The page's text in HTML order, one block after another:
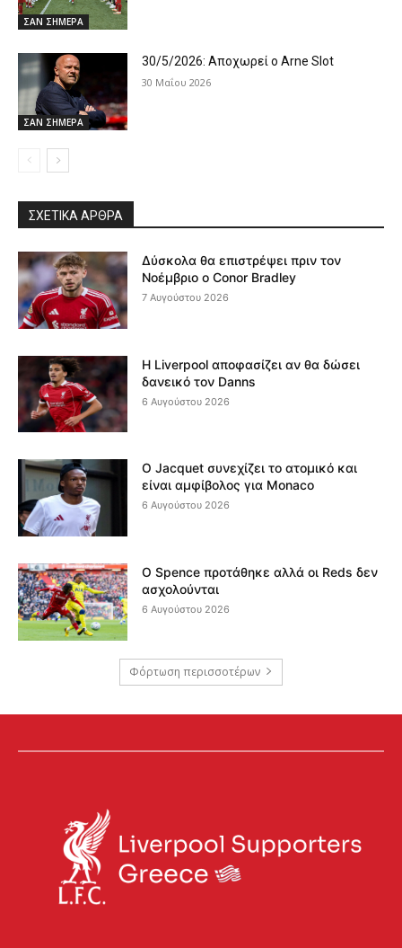
ΣΑΝ ΣΗΜΕΡΑ
ΣΑΝ ΣΗΜΕΡΑ
30/5/2026: Αποχωρεί ο Arne Slot
30 Μαΐου 2026
ΣΧΕΤΙΚΆ ΆΡΘΡΑ
Δύσκολα θα επιστρέψει πριν τον
Νοέμβριο ο Conor Bradley
7 Αυγούστου 2026
Η Liverpool αποφασίζει αν θα δώσει
δανεικό τον Danns
6 Αυγούστου 2026
Ο Jacquet συνεχίζει το ατομικό και
είναι αμφίβολος για Monaco
6 Αυγούστου 2026
Ο Spence προτάθηκε αλλά οι Reds δεν
ασχολούνται
6 Αυγούστου 2026
Φόρτωση περισσοτέρων